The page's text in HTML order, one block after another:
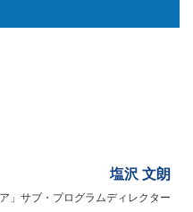
塩沢 文朗
」サブ・プログラムディレクター